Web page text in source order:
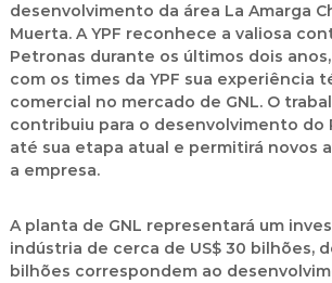
desenvolvimento da área La Amarga
Muerta. A YPF reconhece a valiosa
Petronas durante os últimos dois
com os times da YPF sua experiência
comercial no mercado de GNL. O
contribuiu para o desenvolvimento do
até sua etapa atual e permitirá novos
a empresa.
A planta de GNL representará um
indústria de cerca de US$ 30 bilhões,
bilhões correspondem ao